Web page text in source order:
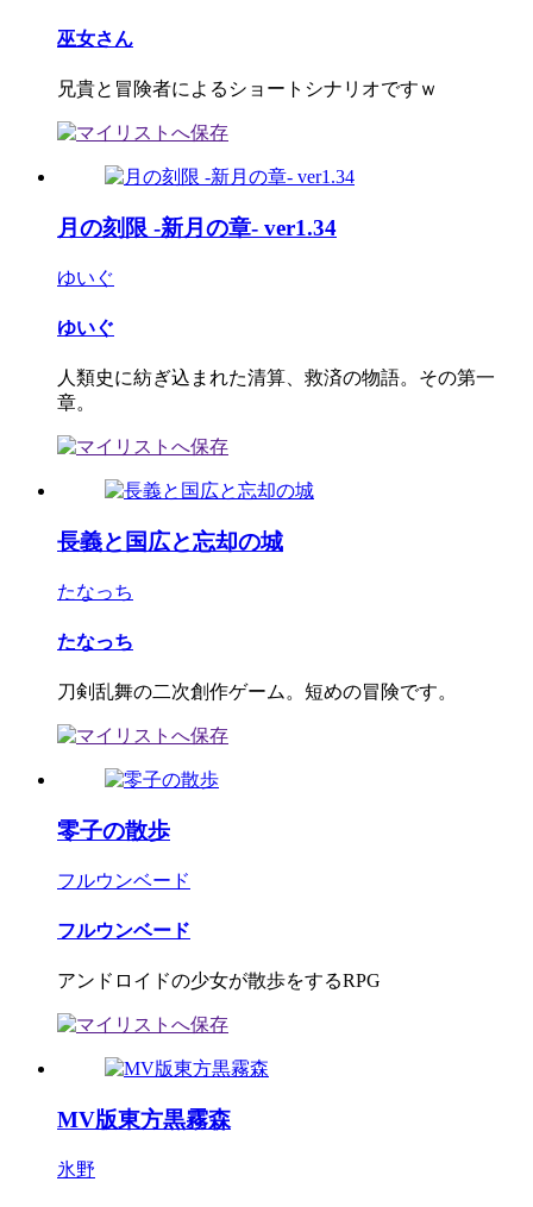
巫女さん
兄貴と冒険者によるショートシナリオですｗ
月の刻限 -新月の章- ver1.34
ゆいぐ
ゆいぐ
人類史に紡ぎ込まれた清算、救済の物語。その第一
章。
長義と国広と忘却の城
たなっち
たなっち
刀剣乱舞の二次創作ゲーム。短めの冒険です。
零子の散歩
フルウンベード
フルウンベード
アンドロイドの少女が散歩をするRPG
MV版東方黒霧森
氷野